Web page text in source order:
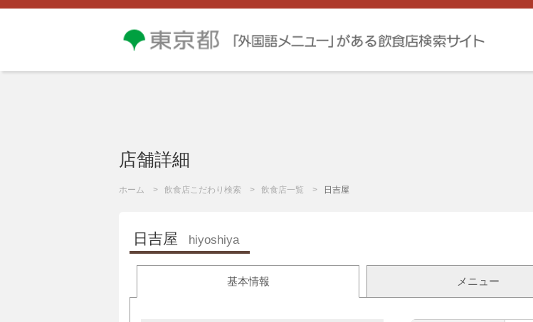
店舗詳細
ホーム 飲食店こだわり検索 飲食店一覧 日吉屋
日吉屋 hiyoshiya
基本情報 メニュー